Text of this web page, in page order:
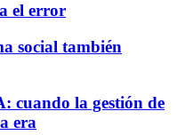
el error
social también
cuando la gestión de
era